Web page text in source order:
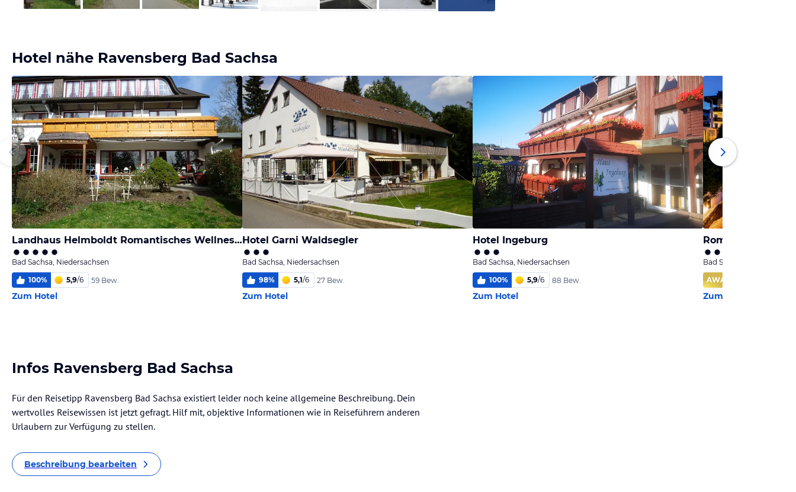
Bild
Bild
Hotel nähe Ravensberg Bad Sachsa
Landhaus Helmboldt Romantisches Wellness-Hotel
Bad Sachsa, Niedersachsen
100% 5,9/6 59 Bew.
Zum Hotel
Hotel Garni Waldsegler
Bad Sachsa, Niedersachsen
98% 5,1/6 27 Bew.
Zum Hotel
Hotel Ingeburg
Bad Sachsa, Niedersachsen
100% 5,9/6 88 Bew.
Zum Hotel
Bad Sachsa,
AWARD
Zum Hotel
Infos Ravensberg Bad Sachsa
Für den Reisetipp Ravensberg Bad Sachsa existiert leider noch keine allgemeine Beschreibung. Dein
wertvolles Reisewissen ist jetzt gefragt. Hilf mit, objektive Informationen wie in Reiseführern anderen
Urlaubern zur Verfügung zu stellen.
Beschreibung bearbeiten